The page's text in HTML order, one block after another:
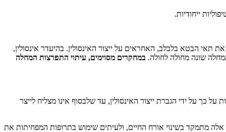
את תאי הבטא בלבלב, האחראים על ייצור האינסולין. בהיעדר אינסולין,
שונה מחולה לחולה. במחקרים מסוימים, עיתוי התפרצות המחלה
על כך על ידי הגברת ייצור האינסולין, עד שלבסוף אינו מצליח לייצר
מתמקד בשינוי אורח החיים, ולעיתים שימוש בתרופות המפחיתות את